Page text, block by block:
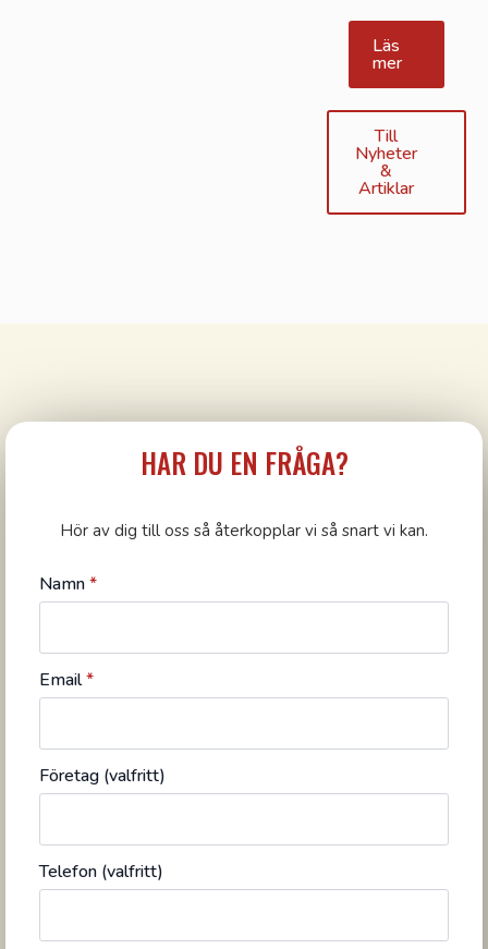
Läs
mer
Till
Nyheter
&
Artiklar
HAR DU EN FRÅGA?
Hör av dig till oss så återkopplar vi så snart vi kan.
Namn*
Email*
Företag (valfritt)
Telefon (valfritt)